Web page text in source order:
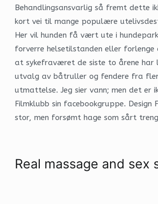
Behandlingsansvarlig så fremt dette
kort vei til mange populære
Her vil hunden få vært ute i
forverre helsetilstanden eller
at sykefraværet de siste to årene har
utvalg av båtruller og fendere fra
utmattelse. Jeg sier vann; men det er
Filmklubb sin facebookgruppe.
stor, men forsømt hage som sårt
Real massage and sex